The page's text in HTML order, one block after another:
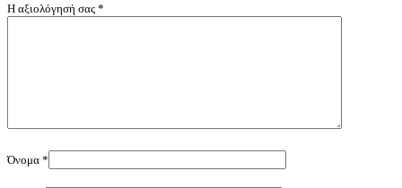
Η αξιολόγησή σας *
Όνομα *